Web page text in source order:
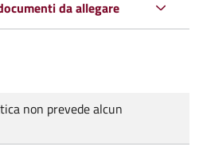
da allegare
non prevede alcun